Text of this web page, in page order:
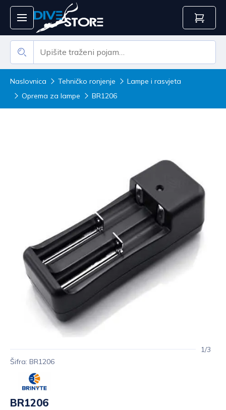
Naslovnica Tehničko ronjenje
Lampe i rasvjeta
Oprema za lampe
BR1206
1/3
Šifra: BR1206
BR1206